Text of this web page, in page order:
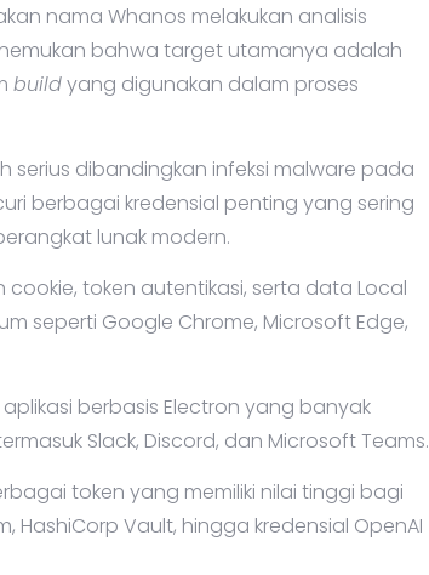
nama Whanos melakukan analisis
bahwa target utamanya adalah
buildyang digunakan dalam proses
serius dibandingkan infeksi malware pada
berbagai kredensial penting yang sering
lunak modern.
token autentikasi, serta data Local
seperti Google Chrome, Microsoft Edge,
berbasis Electron yang banyak
Slack, Discord, dan Microsoft Teams.
token yang memiliki nilai tinggi bagi
HashiCorp Vault, hingga kredensial OpenAI